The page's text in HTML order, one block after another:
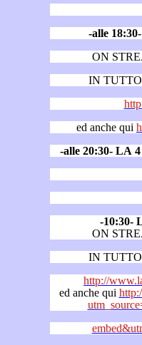
-alle
ON
IN
ed anche qui
-10:30-
ON
IN
http://
ed anche qui